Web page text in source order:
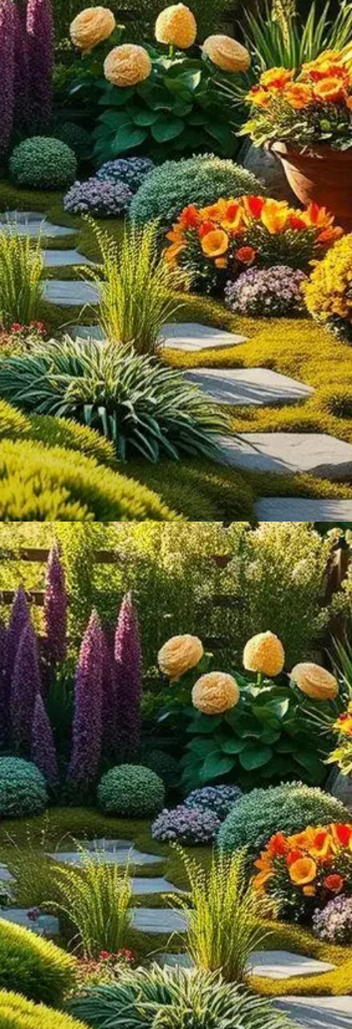
DICA
O que é um Jardim Sensorial?
Um espaço projetado para estimular todos os
sentidos, ideal para todos!